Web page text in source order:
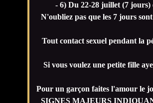
- 6) Du 22-28 juillet (7
N'oubliez pas que les 7 jours
Tout contact sexuel pendant la
Si vous voulez une petite fille
Pour un garçon faites l'amour le
SIGNES MAJEURS